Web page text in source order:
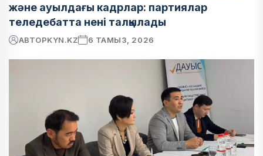
және ауылдағы кадрлар: партиялар
теледебатта нені талқылады
АВТОРKYN.KZ 6 ТАМЫЗ, 2026